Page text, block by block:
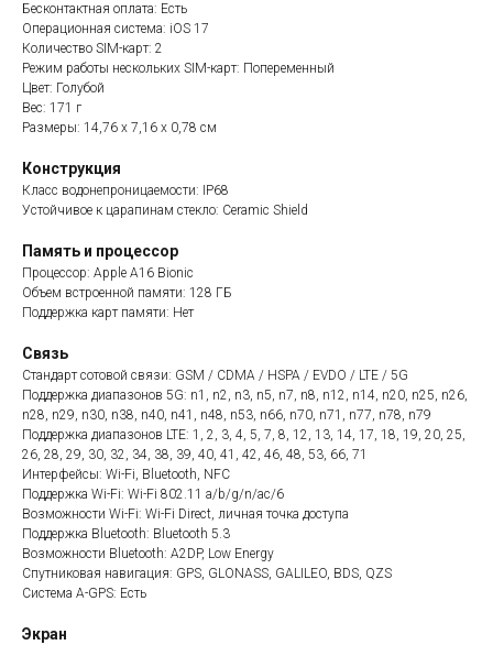
Бесконтактная оплата: Есть
Операционная система: iOS 17
Количество SIM-карт: 2
Режим работы нескольких SIM-карт: Попеременный
Цвет: Голубой
Вес: 171 г
Размеры: 14,76 x 7,16 x 0,78 см
Конструкция
Класс водонепроницаемости: IP68
Устойчивое к царапинам стекло: Ceramic Shield
Память и процессор
Процессор: Apple A16 Bionic
Объем встроенной памяти: 128 ГБ
Поддержка карт памяти: Нет
Связь
Стандарт сотовой связи: GSM / CDMA / HSPA / EVDO / LTE / 5G
Поддержка диапазонов 5G: n1, n2, n3, n5, n7, n8, n12, n14, n20, n25, n26,
n28, n29, n30, n38, n40, n41, n48, n53, n66, n70, n71, n77, n78, n79
Поддержка диапазонов LTE: 1, 2, 3, 4, 5, 7, 8, 12, 13, 14, 17, 18, 19, 20, 25,
26, 28, 29, 30, 32, 34, 38, 39, 40, 41, 42, 46, 48, 53, 66, 71
Интерфейсы: Wi-Fi, Bluetooth, NFC
Поддержка Wi-Fi: Wi-Fi 802.11 a/b/g/n/ac/6
Возможности Wi-Fi: Wi-Fi Direct, личная точка доступа
Поддержка Bluetooth: Bluetooth 5.3
Возможности Bluetooth: A2DP, Low Energy
Спутниковая навигация: GPS, GLONASS, GALILEO, BDS, QZS
Система A-GPS: Есть
Экран